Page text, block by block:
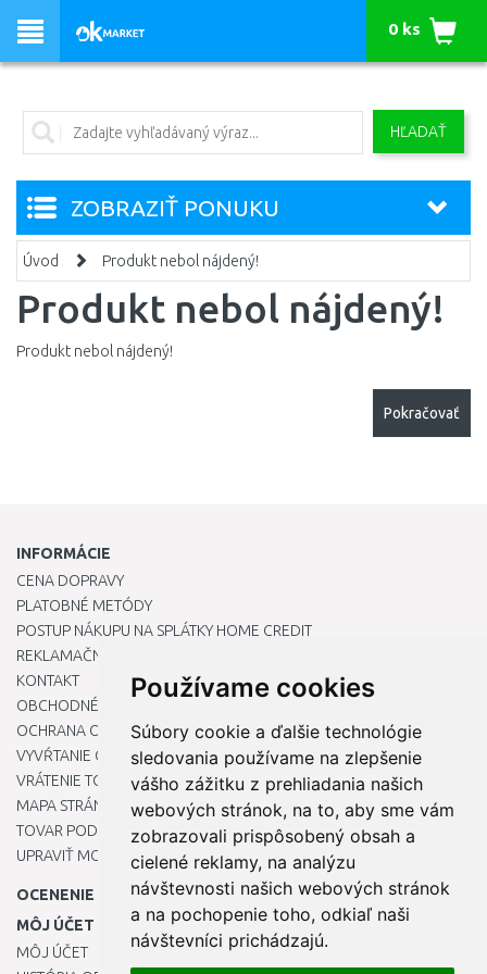
Používame cookies
Súbory cookie a ďalšie technológie
sledovania používame na zlepšenie
vášho zážitku z prehliadania našich
webových stránok, na to, aby sme vám
zobrazovali prispôsobený obsah a
cielené reklamy, na analýzu
návštevnosti našich webových stránok
a na pochopenie toho, odkiaľ naši
návštevníci prichádzajú.
HĽADAŤ
0 ks
ZOBRAZIŤ PONUKU
Úvod Produkt nebol nájdený!
Produkt nebol nájdený!
Produkt nebol nájdený!
Pokračovať
INFORMÁCIE
CENA DOPRAVY
PLATOBNÉ METÓDY
POSTUP NÁKUPU NA SPLÁTKY HOME CREDIT
REKLAMAČNÝ PORIADOK
KONTAKT
OBCHODNÉ PODMIENKY
OCHRANA OSOBNÝCH ÚDAJOV
VYVŔTANIE OTVORU DO DREZU PRE KUCHYNSKÚ BATÉRIU
VRÁTENIE TOVARU / REKLAMÁCIE
MAPA STRÁNOK
TOVAR PODĽA ZNAČIEK
UPRAVIŤ MOJE PREDVOĽBY COOKIES
OCENENIE
MÔJ ÚČET
MÔJ ÚČET